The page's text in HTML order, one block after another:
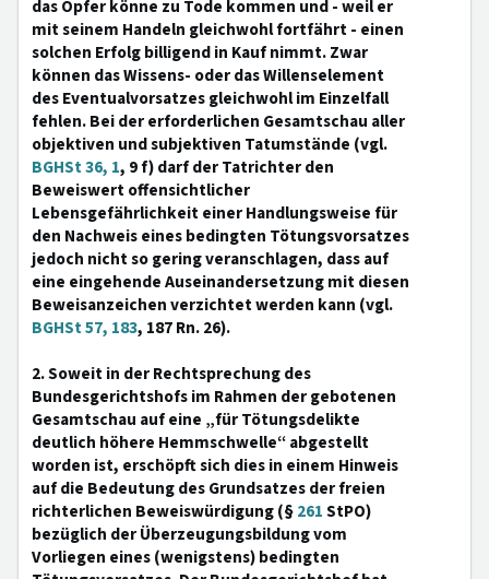
das Opfer könne zu Tode kommen und - weil er
mit seinem Handeln gleichwohl fortfährt - einen
solchen Erfolg billigend in Kauf nimmt. Zwar
können das Wissens- oder das Willenselement
des Eventualvorsatzes gleichwohl im Einzelfall
fehlen. Bei der erforderlichen Gesamtschau aller
objektiven und subjektiven Tatumstände (vgl.
BGHSt 36, 1, 9 f) darf der Tatrichter den
Beweiswert offensichtlicher
Lebensgefährlichkeit einer Handlungsweise für
den Nachweis eines bedingten Tötungsvorsatzes
jedoch nicht so gering veranschlagen, dass auf
eine eingehende Auseinandersetzung mit diesen
Beweisanzeichen verzichtet werden kann (vgl.
BGHSt 57, 183, 187 Rn. 26).
2. Soweit in der Rechtsprechung des
Bundesgerichtshofs im Rahmen der gebotenen
Gesamtschau auf eine „für Tötungsdelikte
deutlich höhere Hemmschwelle“ abgestellt
worden ist, erschöpft sich dies in einem Hinweis
auf die Bedeutung des Grundsatzes der freien
richterlichen Beweiswürdigung (§261StPO)
bezüglich der Überzeugungsbildung vom
Vorliegen eines (wenigstens) bedingten